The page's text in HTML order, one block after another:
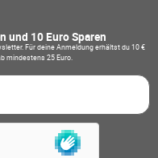
und 10 Euro Sparen
Für deine Anmeldung erhältst du 10 €
mindestens 25 Euro.